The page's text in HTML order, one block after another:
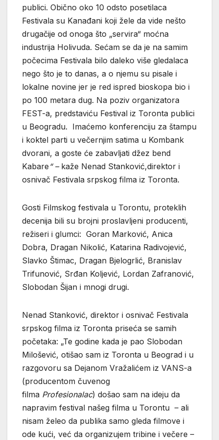
publici. Obično oko 10 odsto posetilaca
Festivala su Kanađani koji žele da vide nešto
drugačije od onoga što „servira“ moćna
industrija Holivuda. Sećam se da je na samim
počecima Festivala bilo daleko više gledalaca
nego što je to danas, a o njemu su pisale i
lokalne novine jer je red ispred bioskopa bio i
po 100 metara dug. Na poziv organizatora
FEST-a, predstaviću Festival iz Toronta publici
u Beogradu. Imaćemo konferenciju za štampu
i koktel parti u večernjim satima u Kombank
dvorani, a goste će zabavljati džez bend
Kabare “ – kaže Nenad Stanković,direktor i
osnivač Festivala srpskog filma iz Toronta.
Gosti Filmskog festivala u Torontu, proteklih
decenija bili su brojni proslavljeni producenti,
režiseri i glumci: Goran Marković, Anica
Dobra, Dragan Nikolić, Katarina Radivojević,
Slavko Štimac, Dragan Bjelogrlić, Branislav
Trifunović, Srđan Koljević, Lordan Zafranović,
Slobodan Šijan i mnogi drugi.
Nenad Stanković, direktor i osnivač Festivala
srpskog filma iz Toronta priseća se samih
početaka: „Te godine kada je pao Slobodan
Milošević, otišao sam iz Toronta u Beograd i u
razgovoru sa Dejanom Vražalićem iz VANS-a
(producentom čuvenog
filma Profesionalac) došao sam na ideju da
napravim festival našeg filma u Torontu – ali
nisam želeo da publika samo gleda filmove i
ode kući, već da organizujem tribine i večere –